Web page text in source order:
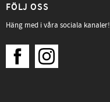
FÖLJ OSS
Häng med i våra sociala kanaler!